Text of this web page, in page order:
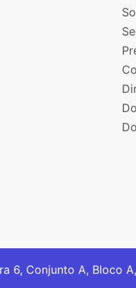
6, Conjunto A, Bloco